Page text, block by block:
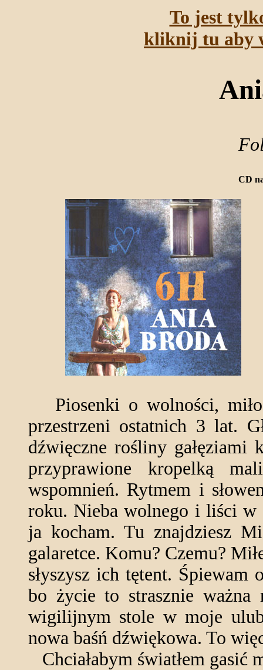
To jest
kliknij tu aby
CD
Piosenki o wolności,
przestrzeni ostatnich 3 lat.
dźwięczne rośliny gałęziami
przyprawione kropelką
wspomnień. Rytmem i
roku. Nieba wolnego i liści w
ja kocham. Tu znajdziesz
galaretce. Komu? Czemu?
słyszysz ich tętent.
bo życie to strasznie ważna
wigilijnym stole w moje
nowa baśń dźwiękowa. To
Chciałabym światłem gasić